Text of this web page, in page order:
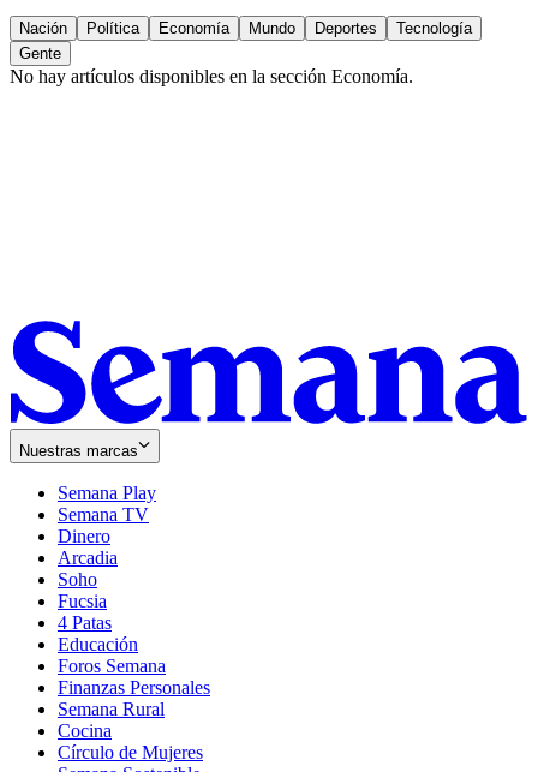
Nación Política Economía Mundo Deportes
Tecnología
Gente
No hay artículos disponibles en la sección Economía.
Nuestras marcas
Semana Play
Semana TV
Dinero
Arcadia
Soho
in
new
window
Fucsia
in
new
window
4 Patas
Educación
Foros Semana
Finanzas Personales
Semana Rural
Cocina
Círculo de Mujeres